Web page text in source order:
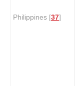
Philippines [37]